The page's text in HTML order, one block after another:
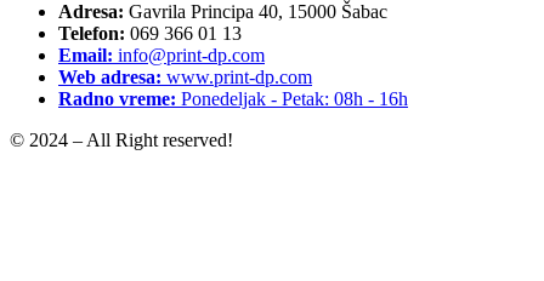
Adresa: Gavrila Principa 40, 15000 Šabac
Telefon: 069 366 01 13
Email: info@print-dp.com
Web adresa: www.print-dp.com
Radno vreme: Ponedeljak - Petak: 08h - 16h
© 2024 – All Right reserved!